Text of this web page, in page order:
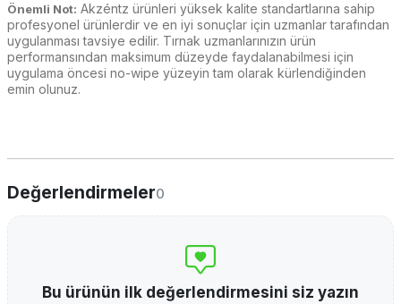
Önemli Not: Akzéntz ürünleri yüksek kalite standartlarına sahip
profesyonel ürünlerdir ve en iyi sonuçlar için uzmanlar tarafından
uygulanması tavsiye edilir. Tırnak uzmanlarınızın ürün
performansından maksimum düzeyde faydalanabilmesi için
uygulama öncesi no-wipe yüzeyin tam olarak kürlendiğinden
emin olunuz.
Değerlendirmeler0
Bu ürünün ilk değerlendirmesini siz yazın